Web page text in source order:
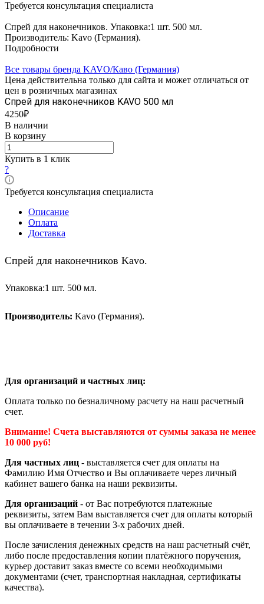
Требуется консультация специалиста
Спрей для наконечников. Упаковка:1 шт. 500 мл.
Производитель: Kavo (Германия).
Подробности
Все товары бренда KAVO/Каво (Германия)
Цена действительна только для сайта и может отличаться от
цен в розничных магазинах
Спрей для наконечников KAVO 500 мл
4250₽
В наличии
В корзину
Купить в 1 клик
?
Требуется консультация специалиста
Описание
Оплата
Доставка
Спрей для наконечников Kavo.
Упаковка:1 шт. 500 мл.
Производитель: Kavo (Германия).
Для организаций и частных лиц:
Оплата только по безналичному расчету на наш расчетный
счет.
Внимание! Счета выставляются от суммы заказа не менее
10 000 руб!
Для частных лиц - выставляется счет для оплаты на
Фамилию Имя Отчество и Вы оплачиваете через личный
кабинет вашего банка на наши реквизиты.
Для организаций - от Вас потребуются платежные
реквизиты, затем Вам выставляется счет для оплаты который
вы оплачиваете в течении 3-х рабочих дней.
После зачисления денежных средств на наш расчетный счёт,
либо после предоставления копии платёжного поручения,
курьер доставит заказ вместе со всеми необходимыми
документами (счет, транспортная накладная, сертификаты
качества).